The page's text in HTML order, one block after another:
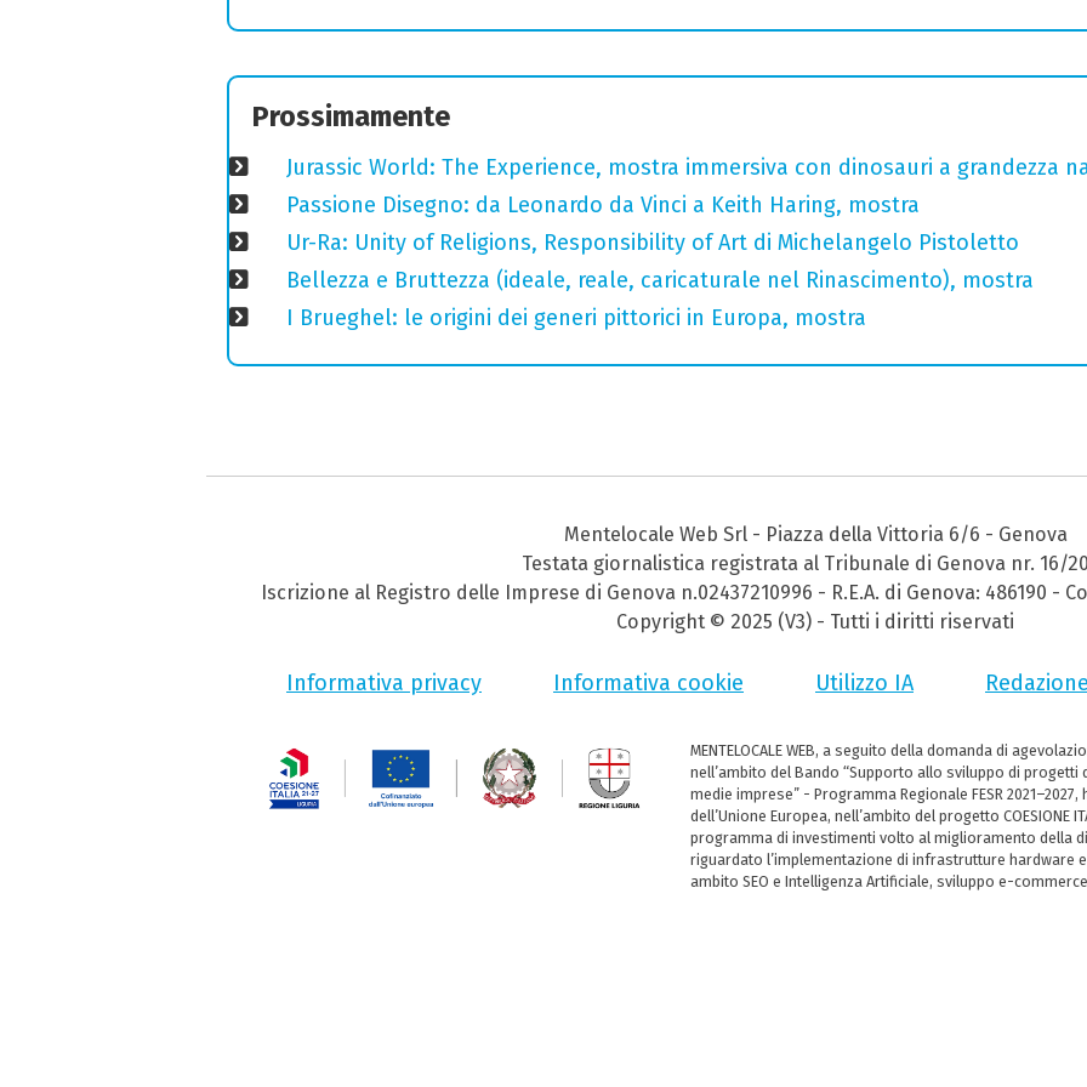
Prossimamente
Jurassic World: The Experience, mostra immersiva con dinosauri a grandezza
Passione Disegno: da Leonardo da Vinci a Keith Haring, mostra
Ur-Ra: Unity of Religions, Responsibility of Art di Michelangelo Pistoletto
Bellezza e Bruttezza (ideale, reale, caricaturale nel Rinascimento), mostra
I Brueghel: le origini dei generi pittorici in Europa, mostra
Mentelocale Web Srl - Piazza della Vittoria 6/6 - Genova
Testata giornalistica registrata al Tribunale di Genova nr. 16/
Iscrizione al Registro delle Imprese di Genova n.02437210996 - R.E.A. di Genova: 486190 -
Copyright © 2025 (V3) - Tutti i diritti riservati
Informativa privacy Informativa cookie Utilizzo IA Redazione
MENTELOCALE WEB, a seguito della domanda di
nell’ambito del Bando “Supporto allo sviluppo di
medie imprese” - Programma Regionale FESR
dell’Unione Europea, nell’ambito del progetto COESIONE
programma di investimenti volto al miglioramento della
riguardato l’implementazione di infrastrutture hardware
ambito SEO e Intelligenza Artificiale, sviluppo e-commerce